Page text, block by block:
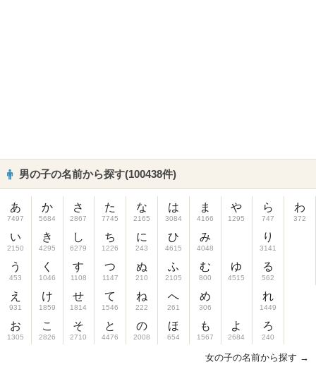
男の子の名前から探す(100438件)
あ
7497
い
2150
う
453
え
931
お
1305
か
5684
き
4295
く
1046
け
1859
こ
2826
さ
2867
し
6279
す
1108
せ
1814
そ
2710
た
7745
ち
1226
つ
1147
て
1546
と
4476
な
2165
に
243
ぬ
210
ね
222
の
2008
は
3084
ひ
4615
ふ
2105
へ
261
ほ
654
ま
4166
み
4048
む
800
め
306
も
1567
や
1295
ゆ
4515
よ
2684
ら
747
り
3141
る
562
れ
1449
ろ
240
わ
372
女の子の名前から探す →